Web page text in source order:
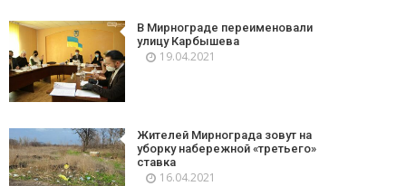
В Мирнограде переименовали
улицу Карбышева
19.04.2021
Жителей Мирнограда зовут на
уборку набережной «третьего»
ставка
16.04.2021